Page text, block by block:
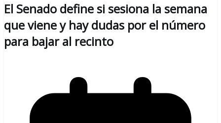
El Senado define si sesiona la semana
que viene y hay dudas por el número
para bajar al recinto